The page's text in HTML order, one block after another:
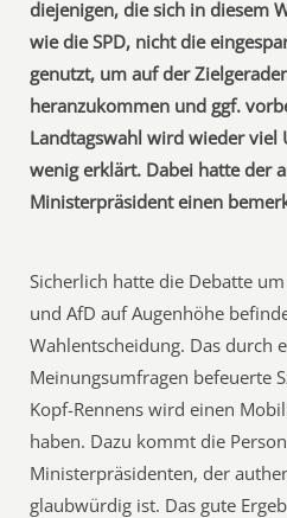
diejenigen, die sich in diesem
wie die SPD, nicht die
genutzt, um auf der
heranzukommen und ggf.
Landtagswahl wird wieder viel
wenig erklärt. Dabei hatte der
Ministerpräsident einen
Sicherlich hatte die Debatte
und AfD auf Augenhöhe
Wahlentscheidung. Das durch
Meinungsumfragen befeuerte
Kopf-Rennens wird einen
haben. Dazu kommt die
Ministerpräsidenten, der
glaubwürdig ist. Das gute